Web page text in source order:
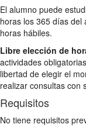
El alumno puede
horas los 365 días del
horas hábiles.
Libre elección de
actividades
libertad de elegir el
realizar consultas con
Requisitos
No tiene requisitos